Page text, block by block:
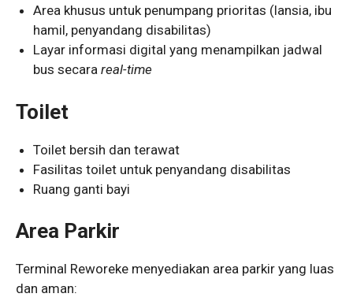
Area khusus untuk penumpang prioritas (lansia, ibu
hamil, penyandang disabilitas)
Layar informasi digital yang menampilkan jadwal
bus secarareal-time
Toilet
Toilet bersih dan terawat
Fasilitas toilet untuk penyandang disabilitas
Ruang ganti bayi
Area Parkir
Terminal Reworeke menyediakan area parkir yang luas
dan aman: